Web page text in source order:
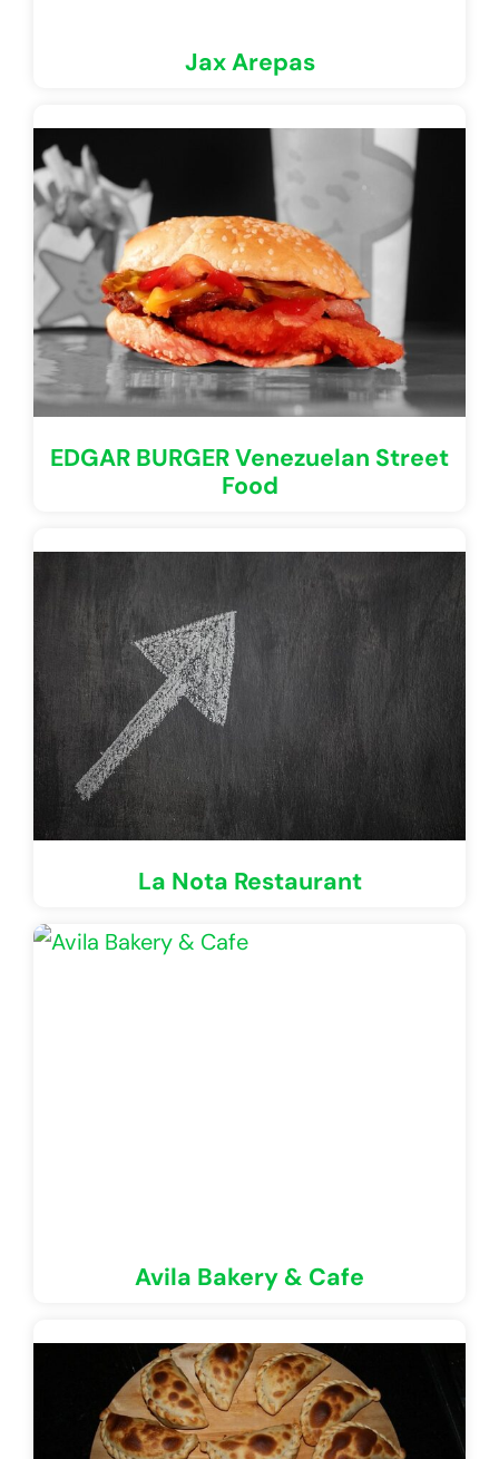
Jax Arepas
EDGAR BURGER Venezuelan Street
Food
La Nota Restaurant
Avila Bakery & Cafe